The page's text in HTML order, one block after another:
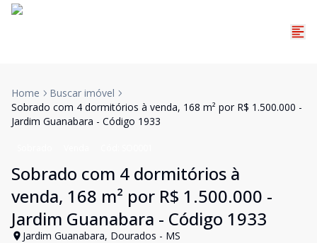
Home
Buscar imóvel
Sobrado com 4 dormitórios à venda, 168 m² por R$ 1.500.000 -
Jardim Guanabara - Código 1933
Sobrado com 4 dormitórios à
venda, 168 m² por R$ 1.500.000 -
Jardim Guanabara - Código 1933
Jardim Guanabara, Dourados - MS